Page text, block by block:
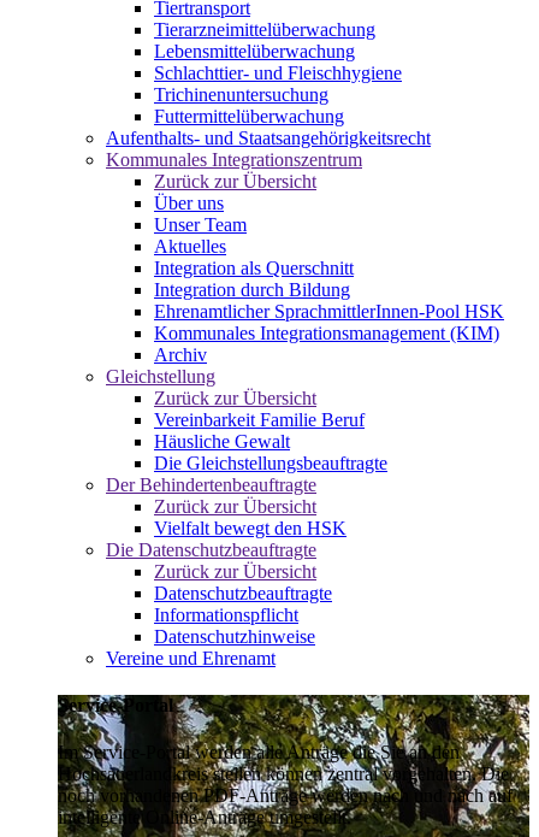
Tiertransport
Tierarzneimittelüberwachung
Lebensmittelüberwachung
Schlachttier- und Fleischhygiene
Trichinenuntersuchung
Futtermittelüberwachung
Aufenthalts- und Staatsangehörigkeitsrecht
Kommunales Integrationszentrum
Zurück zur Übersicht
Über uns
Unser Team
Aktuelles
Integration als Querschnitt
Integration durch Bildung
Ehrenamtlicher SprachmittlerInnen-Pool HSK
Kommunales Integrationsmanagement (KIM)
Archiv
Gleichstellung
Zurück zur Übersicht
Vereinbarkeit Familie Beruf
Häusliche Gewalt
Die Gleichstellungsbeauftragte
Der Behindertenbeauftragte
Zurück zur Übersicht
Vielfalt bewegt den HSK
Die Datenschutzbeauftragte
Zurück zur Übersicht
Datenschutzbeauftragte
Informationspflicht
Datenschutzhinweise
Vereine und Ehrenamt
Service-Portal
Im Service-Portal werden alle Anträge die Sie an den
Hochsauerlandkreis stellen können zentral vorgehalten. Die
noch vorhandenen PDF-Anträge werden nach und nach auf
intelligente Online-Anträge umgestellt.